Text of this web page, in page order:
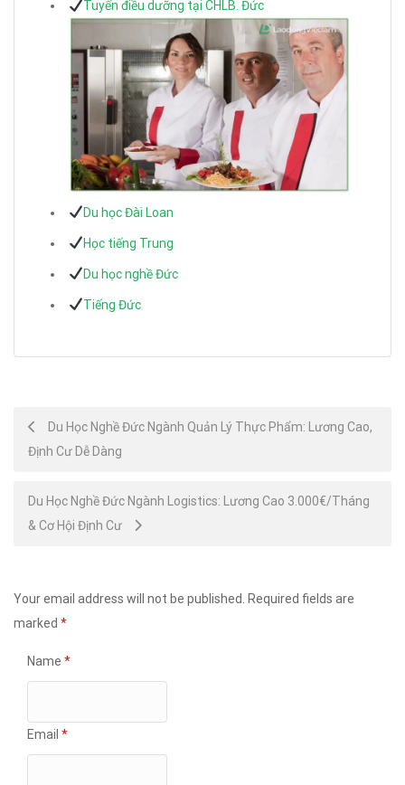
Tuyển điều dưỡng tại CHLB. Đức
Du học Đài Loan
Học tiếng Trung
Du học nghề Đức
Tiếng Đức
Post
navigation
Du Học Nghề Đức Ngành Quản Lý Thực Phẩm: Lương Cao,
Định Cư Dễ Dàng
Du Học Nghề Đức Ngành Logistics: Lương Cao 3.000€/Tháng
& Cơ Hội Định Cư
Your email address will not be published.
Required fields are
marked *
Name *
Email *